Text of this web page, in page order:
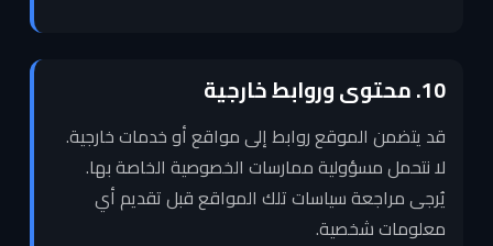
10. محتوى وروابط خارجية
قد يتضمن الموقع روابط إلى مواقع أو خدمات خارجية.
لا نتحمل مسؤولية ممارسات الخصوصية الخاصة بها.
يُرجى مراجعة سياسات تلك المواقع قبل تقديم أي
معلومات شخصية.